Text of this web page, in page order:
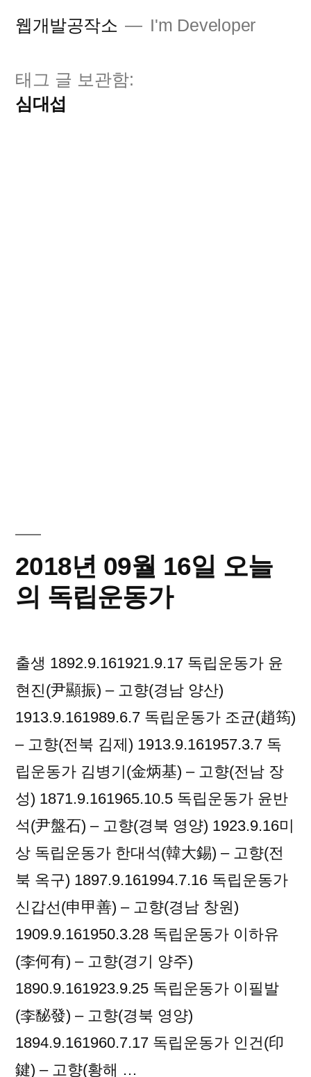
웹개발공작소 I'm Developer
태그 글 보관함:
심대섭
2018년 09월 16일 오늘
의 독립운동가
출생 1892.9.161921.9.17 독립운동가 윤
현진(尹顯振) – 고향(경남 양산)
1913.9.161989.6.7 독립운동가 조균(趙筠)
– 고향(전북 김제) 1913.9.161957.3.7 독
립운동가 김병기(金炳基) – 고향(전남 장
성) 1871.9.161965.10.5 독립운동가 윤반
석(尹盤石) – 고향(경북 영양) 1923.9.16미
상 독립운동가 한대석(韓大錫) – 고향(전
북 옥구) 1897.9.161994.7.16 독립운동가
신갑선(申甲善) – 고향(경남 창원)
1909.9.161950.3.28 독립운동가 이하유
(李何有) – 고향(경기 양주)
1890.9.161923.9.25 독립운동가 이필발
(李馝發) – 고향(경북 영양)
1894.9.161960.7.17 독립운동가 인건(印
鍵) – 고향(황해 …